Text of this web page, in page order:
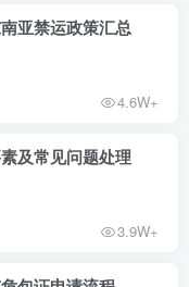
亚禁运政策汇总
4.6W+
及常见问题处理
3.9W+